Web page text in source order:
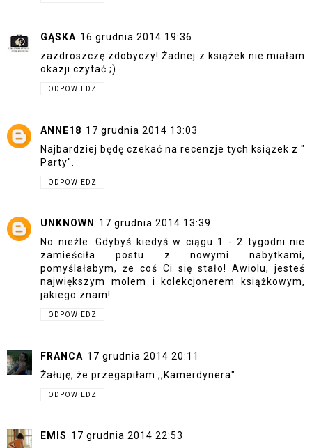
GĄSKA 16 grudnia 2014 19:36
zazdroszczę zdobyczy! Żadnej z książek nie miałam
okazji czytać ;)
ODPOWIEDZ
ANNE18 17 grudnia 2014 13:03
Najbardziej będę czekać na recenzje tych książek z "
Party".
ODPOWIEDZ
UNKNOWN
17 grudnia 2014 13:39
No nieźle. Gdybyś kiedyś w ciągu 1 - 2 tygodni nie
zamieściła postu z nowymi nabytkami,
pomyślałabym, że coś Ci się stało! Awiolu, jesteś
największym molem i kolekcjonerem książkowym,
jakiego znam!
ODPOWIEDZ
FRANCA 17 grudnia 2014 20:11
Żałuję, że przegapiłam ,,Kamerdynera".
ODPOWIEDZ
EMIS 17 grudnia 2014 22:53